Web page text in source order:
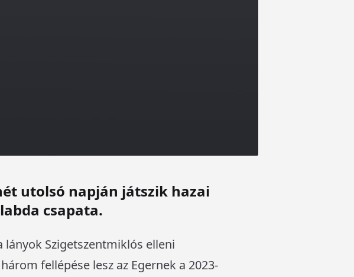
utolsó napján játszik hazai
csapata.
lányok Szigetszentmiklós elleni
fellépése lesz az Egernek a 2023-